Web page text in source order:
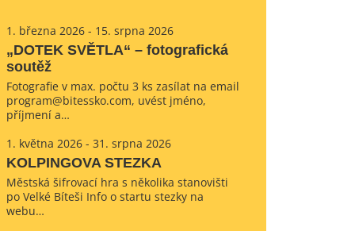
1. března 2026 - 15. srpna 2026
„DOTEK SVĚTLA“ – fotografická
soutěž
Fotografie v max. počtu 3 ks zasílat na email
program@bitessko.com, uvést jméno,
příjmení a…
1. května 2026 - 31. srpna 2026
KOLPINGOVA STEZKA
Městská šifrovací hra s několika stanovišti
po Velké Bíteši Info o startu stezky na
webu…